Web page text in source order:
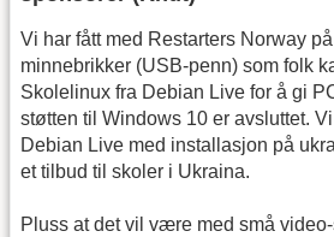
Vi har fått med Restarters Norway
minnebrikker (USB-penn) som folk
Skolelinux fra Debian Live for å gi
støtten til Windows 10 er avsluttet.
Debian Live med installasjon på
et tilbud til skoler i Ukraina.
Pluss at det vil være med små